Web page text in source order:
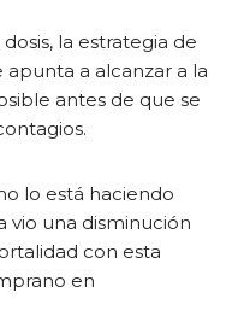
la estrategia de
a alcanzar a la
antes de que se
lo está haciendo
vio una disminución
con esta
en